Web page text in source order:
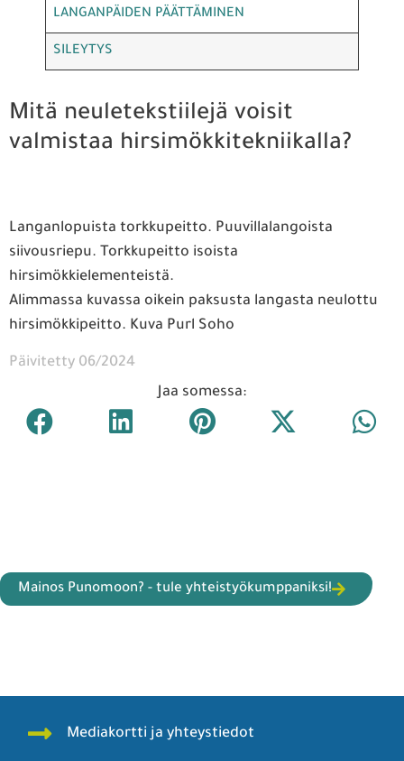
LANGANPÄIDEN PÄÄTTÄMINEN
SILEYTYS
Mitä neuletekstiilejä voisit
valmistaa hirsimökkitekniikalla?
Langanlopuista torkkupeitto. Puuvillalangoista
siivousriepu. Torkkupeitto isoista
hirsimökkielementeistä.
Alimmassa kuvassa oikein paksusta langasta neulottu
hirsimökkipeitto. Kuva Purl Soho
Päivitetty 06/2024
Jaa somessa:
Mainos Punomoon? - tule yhteistyökumppaniksi!
Mediakortti ja yhteystiedot